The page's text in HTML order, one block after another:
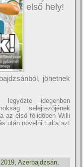
első hely!
jöhetnek
legyőzte idegenben
selejtezőjének
az első félidőben Willi
után növelni tudta azt
2019,Azerbajdzsán,